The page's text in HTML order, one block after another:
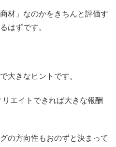
材」なのかをきちんと評価す
はずです。
大きなヒントです。
エイトできれば大きな報酬
の方向性もおのずと決まって